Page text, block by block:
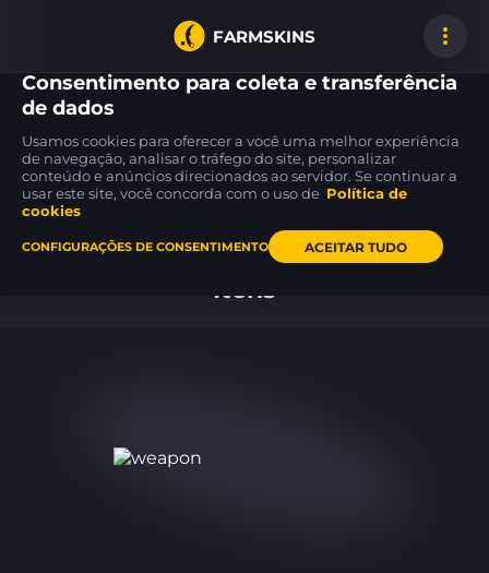
FARMSKINS
31
Desert Eagle
Blue Ply WW 68
Glock-18
Gold Toof FT
Glock-18
Gamma Doppler
Itens
Consentimento para coleta e transferência
de dados
Usamos cookies para oferecer a você uma melhor experiência
de navegação, analisar o tráfego do site, personalizar
conteúdo e anúncios direcionados ao servidor. Se continuar a
usar este site, você concorda com o uso de Política de
cookies
CONFIGURAÇÕES DE CONSENTIMENTO ACEITAR TUDO